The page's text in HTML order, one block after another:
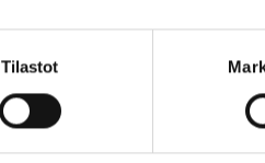
Tilastot